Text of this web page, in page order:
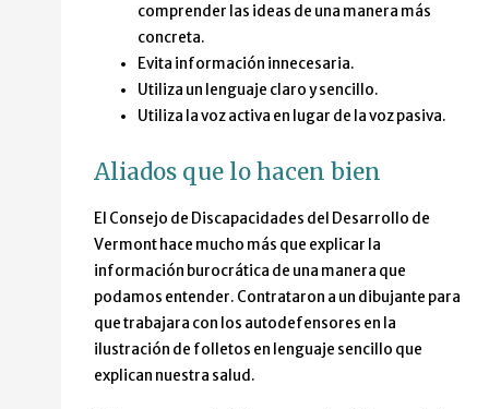
comprender las ideas de una manera más
concreta.
Evita información innecesaria.
Utiliza un lenguaje claro y sencillo.
Utiliza la voz activa en lugar de la voz pasiva.
Aliados que lo hacen bien
El Consejo de Discapacidades del Desarrollo de
Vermont hace mucho más que explicar la
información burocrática de una manera que
podamos entender. Contrataron a un dibujante para
que trabajara con los autodefensores en la
ilustración de folletos en lenguaje sencillo que
explican nuestra salud.